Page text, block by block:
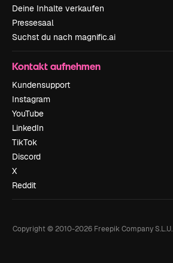
Deine Inhalte verkaufen
Pressesaal
Suchst du nach magnific.ai
Kontakt aufnehmen
Kundensupport
Instagram
YouTube
LinkedIn
TikTok
Discord
X
Reddit
Copyright © 2010-2026Freepik Company S.L.U.